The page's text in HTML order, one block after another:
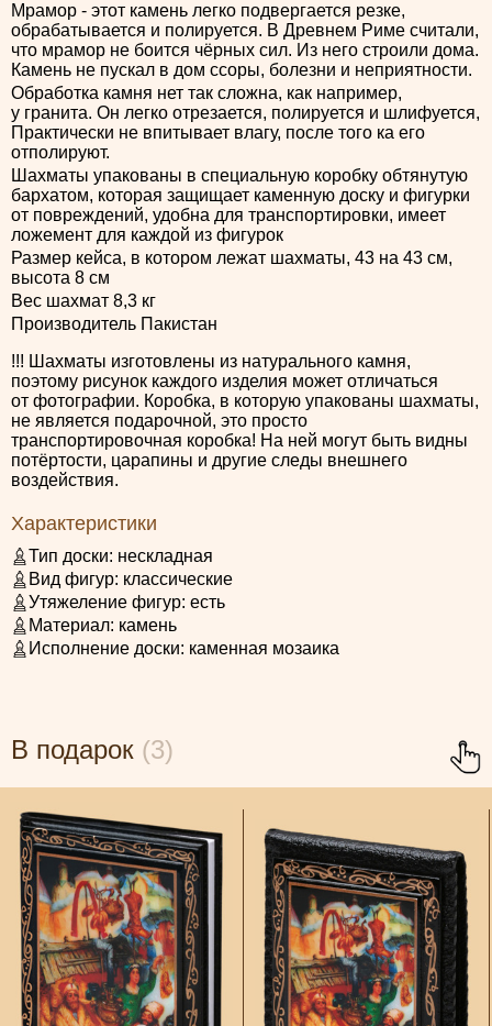
Мрамор - этот камень легко подвергается резке,
обрабатывается и полируется. В Древнем Риме считали,
что мрамор не боится чёрных сил. Из него строили дома.
Камень не пускал в дом ссоры, болезни и неприятности.
Обработка камня нет так сложна, как например,
у гранита. Он легко отрезается, полируется и шлифуется,
Практически не впитывает влагу, после того ка его
отполируют.
Шахматы упакованы в специальную коробку обтянутую
бархатом, которая защищает каменную доску и фигурки
от повреждений, удобна для транспортировки, имеет
ложемент для каждой из фигурок
Размер кейса, в котором лежат шахматы, 43 на 43 см,
высота 8 см
Вес шахмат 8,3 кг
Производитель Пакистан
!!! Шахматы изготовлены из натурального камня,
поэтому рисунок каждого изделия может отличаться
от фотографии. Коробка, в которую упакованы шахматы,
не является подарочной, это просто
транспортировочная коробка! На ней могут быть видны
потёртости, царапины и другие следы внешнего
воздействия.
Характеристики
Тип доски: нескладная
Вид фигур: классические
Утяжеление фигур: есть
Материал: камень
Исполнение доски: каменная мозаика
В подарок (3)